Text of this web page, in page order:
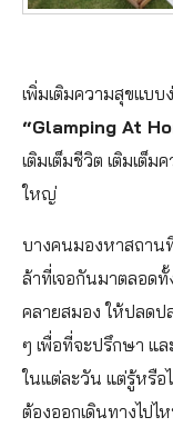
เพิ่มเติมความสุขแบ
“Glamping At
เติมเต็มชีวิต เติมเต็
ใหญ่
บางคนมองหาสถาน
ล้าที่เจอกันมาตลอดทั้
คลายสมอง ให้ปลดป
ๆ เพื่อที่จะปรึกษา แล
ในแต่ละวัน แต่รู้หรือ
ต้องออกเดินทางไป